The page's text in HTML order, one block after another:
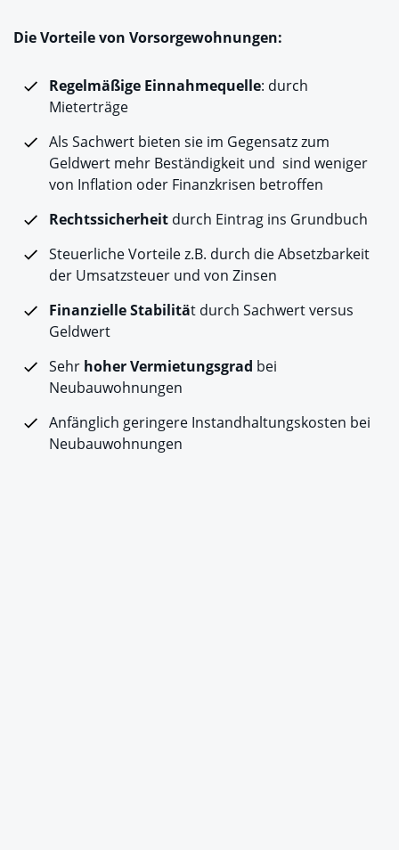
Die Vorteile von Vorsorgewohnungen:
Regelmäßige Einnahmequelle: durch
Mieterträge
Als Sachwert bieten sie im Gegensatz zum
Geldwert mehr Beständigkeit und sind weniger
von Inflation oder Finanzkrisen betroffen
Rechtssicherheit durch Eintrag ins Grundbuch
Steuerliche Vorteile z.B. durch die Absetzbarkeit
der Umsatzsteuer und von Zinsen
Finanzielle Stabilität durch Sachwert versus
Geldwert
Sehr hoher Vermietungsgrad bei
Neubauwohnungen
Anfänglich geringere Instandhaltungskosten bei
Neubauwohnungen